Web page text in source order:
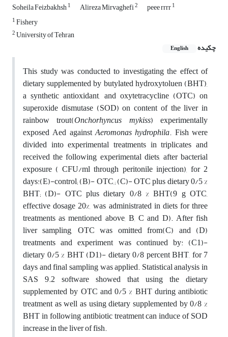
Soheila Feizbakhsh1 Alireza Mirvaghefi2 peee rrrr1
1Fishery
2University of Tehran
چکیده
English
This study was conducted to investigating the effect of
dietary supplemented by butylated hydroxytoluen (BHT),
a synthetic antioxidant, and oxytetracycline (OTC) on
superoxide dismutase (SOD) on content of the liver in
rainbow trout(Onchorhyncus mykiss) experimentally
exposed Aed againstAeromonas hydrophila. Fish were
divided into experimental treatments in triplicates and
received the following experimental diets, after bacterial
exposure ( CFU/ml through peritonile injection), for 2
days:(E)-control; (B)- OTC,; (C)- OTC plus dietary 0/5 %
BHT; (D)- OTC plus dietary 0/8 % BHT(9 g OTC,
effective dosage 20%, was administrated in diets for three
treatments as mentioned above, B, C and D). After fish
liver sampling, OTC was omitted from(C) and (D)
treatments and experiment was continued by: (C1)-
dietary 0/5 % BHT (D1)- dietary 0/8 percent BHT, for 7
days and final sampling was applied. Statistical analysis in
SAS 9.2 software showed that using the dietary
supplemented by OTC and 0/5 % BHT during antibiotic
treatment as well as using dietary supplemented by 0/8 %
BHT in following antibiotic treatment can induce of SOD
increase in the liver of fish.